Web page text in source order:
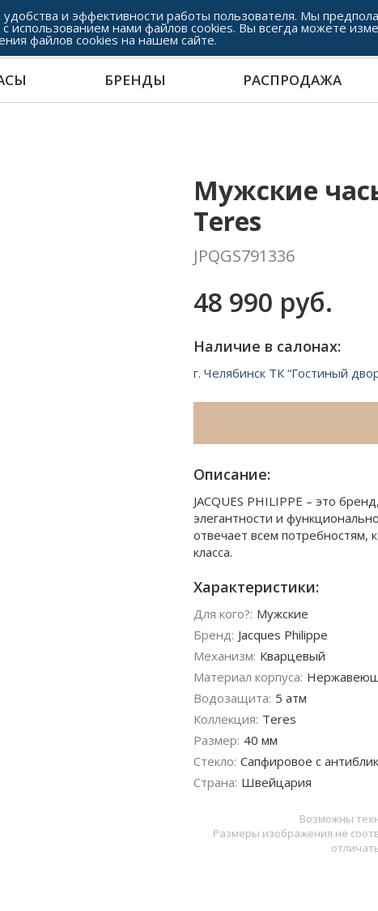
БРЕНДЫ РАСПРОДАЖА
Мужские
Teres
JPQGS791336
48 990 руб.
Наличие в салонах:
г. Челябинск ТК “Гостиный
Описание:
JACQUES PHILIPPE – это
элегантности и
отвечает всем потребностям,
класса.
Характеристики:
Для кого?: Мужские
Бренд: Jacques Philippe
Механизм: Кварцевый
Материал корпуса:
Водозащита: 5 атм
Коллекция: Teres
Размер: 40 мм
Стекло: Сапфировое с
Страна: Швейцария
Возможны
Размеры изображения не
и эффективности работы пользователя. Мы
использованием нами файлов cookies. Вы всегда можете
файлов cookies на нашем сайте.